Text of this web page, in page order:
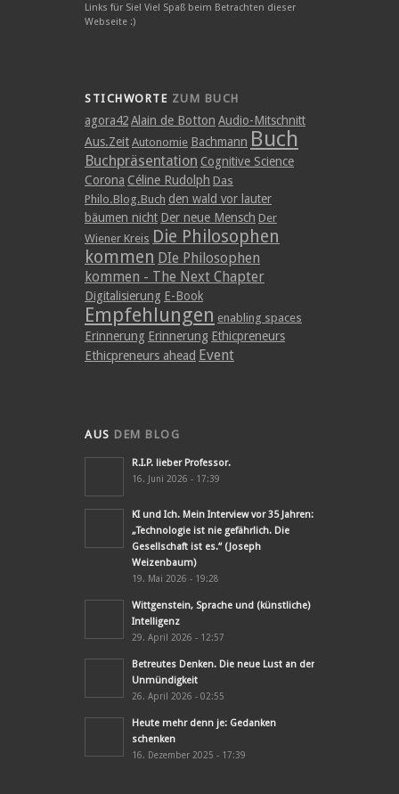
Links für Sie! Viel Spaß beim Betrachten dieser
Webseite :)
STICHWORTE ZUM BUCH
agora42Alain de Botton Audio-Mitschnitt
Aus.Zeit Autonomie Bachmann Buch
Buchpräsentation Cognitive Science
Corona Céline Rudolph Das
Philo.Blog.Buch den wald vor lauter
bäumen nicht Der neue Mensch Der
Wiener Kreis Die Philosophen
kommen DIe Philosophen
kommen - The Next Chapter
Digitalisierung E-Book
Empfehlungen enabling spaces
Erinnerung Erinnerung Ethicpreneurs
Ethicpreneurs ahead Event
AUS DEM BLOG
R.I.P. lieber Professor.
16. Juni 2026 - 17:39
KI und Ich. Mein Interview vor 35 Jahren:
„Technologie ist nie gefährlich. Die
Gesellschaft ist es.“ (Joseph
Weizenbaum)
19. Mai 2026 - 19:28
Wittgenstein, Sprache und (künstliche)
Intelligenz
29. April 2026 - 12:57
Betreutes Denken. Die neue Lust an der
Unmündigkeit
26. April 2026 - 02:55
Heute mehr denn je: Gedanken
schenken
16. Dezember 2025 - 17:39